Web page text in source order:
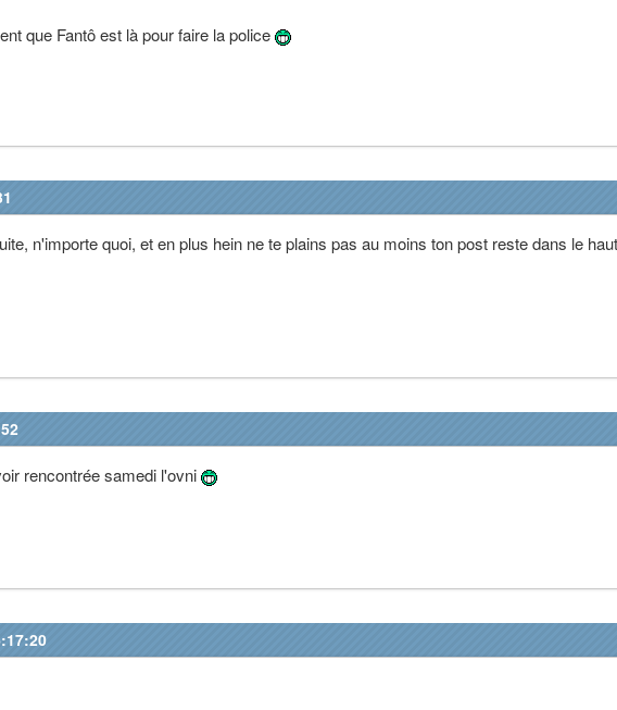
que Fantô est là pour faire la police
n'importe quoi, et en plus hein ne te plains pas au moins ton post reste dans le
rencontrée samedi l'ovni